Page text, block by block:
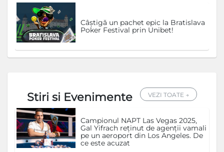
Câștigă un pachet epic la Bratislava
Poker Festival prin Unibet!
Stiri si Evenimente VEZI TOATE →
Campionul NAPT Las Vegas 2025,
Gal Yifrach reținut de agenții vamali
pe un aeroport din Los Angeles. De
ce este acuzat